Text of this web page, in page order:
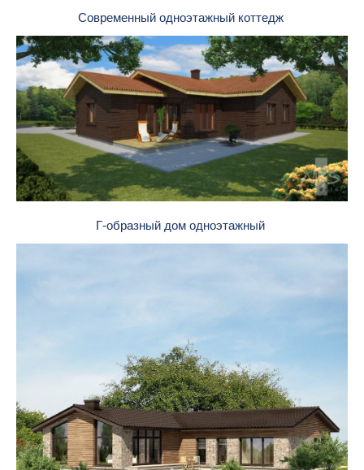
Современный одноэтажный коттедж
Г-образный дом одноэтажный